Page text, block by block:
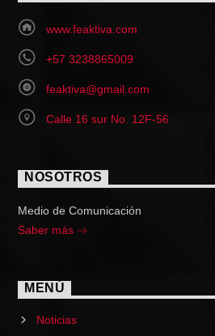
www.feaktiva.com
+57 3238865009
feaktiva@gmail.com
Calle 16 sur No. 12F-56
NOSOTROS
Medio de Comunicación
Saber más
MENÚ
Noticias